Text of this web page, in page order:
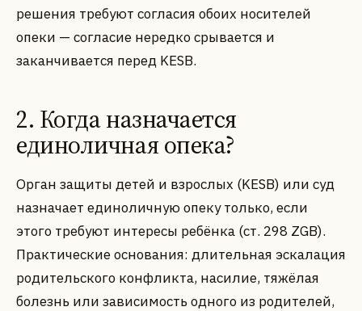
решения требуют согласия обоих носителей
опеки — согласие нередко срывается и
заканчивается перед KESB.
2. Когда назначается
единоличная опека?
Орган защиты детей и взрослых (KESB) или суд
назначает единоличную опеку только, если
этого требуют интересы ребёнка (ст. 298 ZGB).
Практические основания: длительная эскалация
родительского конфликта, насилие, тяжёлая
болезнь или зависимость одного из родителей,